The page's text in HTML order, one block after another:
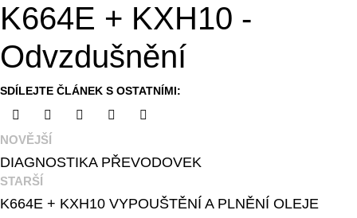
K664E + KXH10 -
Odvzdušnění
NOVĚJŠÍ
DIAGNOSTIKA PŘEVODOVEK
STARŠÍ
K664E + KXH10 VYPOUŠTĚNÍ A PLNĚNÍ OLEJE